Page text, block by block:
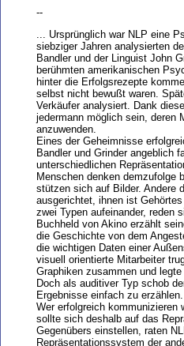
--
... Ursprünglich war NLP eine
siebziger Jahren analysierten
Bandler und der Linguist John
berühmten amerikanischen
hinter die Erfolgsrezepte
selbst nicht bewußt waren.
Verkäufer analysiert. Dank
jedermann möglich sein, deren
anzuwenden.
Eines der Geheimnisse
Bandler und Grinder angeblich
unterschiedlichen
Menschen denken demzufolge
stützen sich auf Bilder. Andere
ausgerichtet, ihnen ist
zwei Typen aufeinander, reden
Buchheld von Akino erzählt
die Geschichte von dem
die wichtigen Daten einer
visuell orientierte Mitarbeiter
Graphiken zusammen und
Doch als auditiver Typ schob
Ergebnisse einfach zu erzählen.
Wer erfolgreich kommunizieren
sollte sich deshalb auf das
Gegenübers einstellen, raten
Repräsentationssystem der